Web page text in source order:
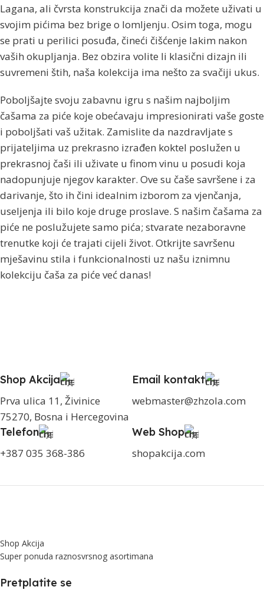
Lagana, ali čvrsta konstrukcija znači da možete uživati ​​u
svojim pićima bez brige o lomljenju. Osim toga, mogu
se prati u perilici posuđa, čineći čišćenje lakim nakon
vaših okupljanja. Bez obzira volite li klasični dizajn ili
suvremeni štih, naša kolekcija ima nešto za svačiji ukus.
Poboljšajte svoju zabavnu igru ​​s našim najboljim
čašama za piće koje obećavaju impresionirati vaše goste
i poboljšati vaš užitak. Zamislite da nazdravljate s
prijateljima uz prekrasno izrađen koktel poslužen u
prekrasnoj čaši ili uživate u finom vinu u posudi koja
nadopunjuje njegov karakter. Ove su čaše savršene i za
darivanje, što ih čini idealnim izborom za vjenčanja,
useljenja ili bilo koje druge proslave. S našim čašama za
piće ne poslužujete samo pića; stvarate nezaboravne
trenutke koji će trajati cijeli život. Otkrijte savršenu
mješavinu stila i funkcionalnosti uz našu iznimnu
kolekciju čaša za piće već danas!
Shop Akcija
Prva ulica 11, Živinice
75270, Bosna i Hercegovina
Email kontakt
webmaster@zhzola.com
Telefon
+387 035 368-386
Web Shop
shopakcija.com
Shop Akcija
Super ponuda raznosvrsnog asortimana
Pretplatite se